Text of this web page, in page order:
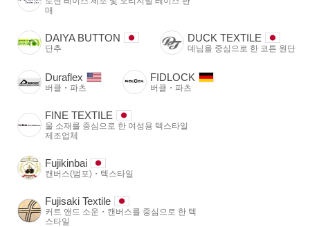
매
DAIYA BUTTON
단추
DUCK TEXTILE
데님을 중심으로 한 코튼 원단
Duraflex
버클・파츠
FIDLOCK
버클・파츠
FINE TEXTILE
울 소재를 중심으로 한 여성용 텍스타일
제조업체
Fujikinbai
캔버스(범포)・텍스타일
Fujisaki Textile
커트 앤드 소운・캔버스를 중심으로 한 텍
스타일